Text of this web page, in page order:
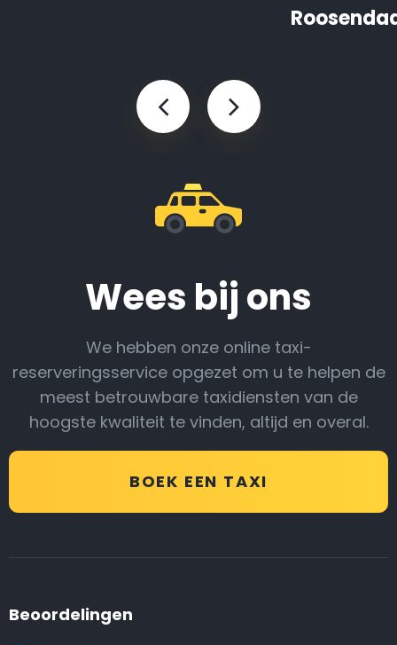
Wees bij ons
We hebben onze online taxi-
reserveringsservice opgezet om u te helpen de
meest betrouwbare taxidiensten van de
hoogste kwaliteit te vinden, altijd en overal.
BOEK EEN TAXI
Beoordelingen